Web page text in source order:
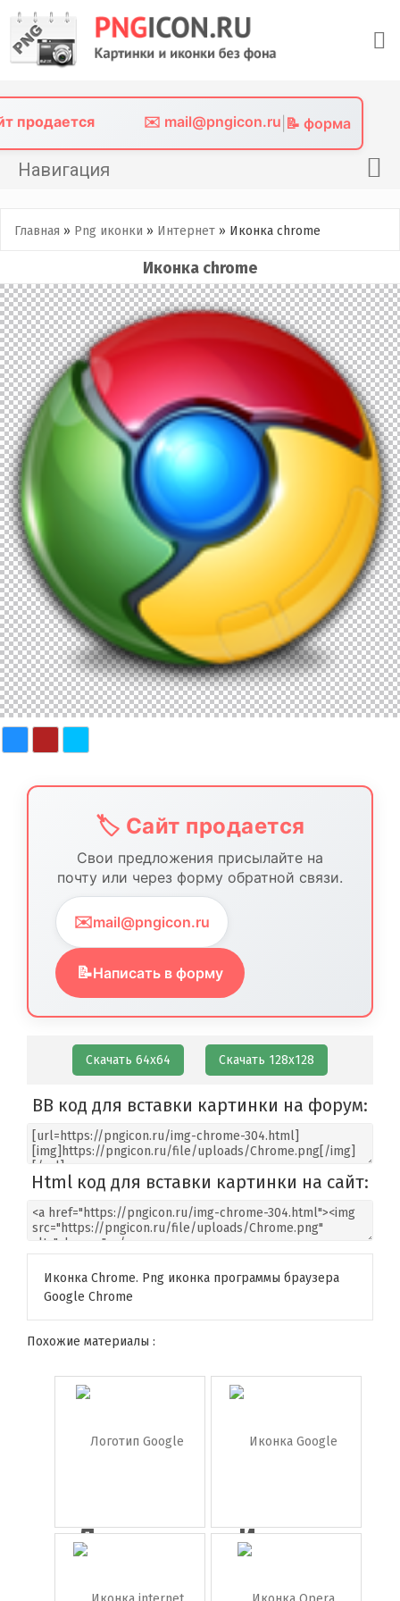
content
продается ✉️ mail@pngicon.ru 📝 форма
Навигация
Png иконки
Фото без фона
Контакты
Главная » Png иконки » Интернет » Иконка сhrome
Иконка сhrome
🏷️ Сайт продается
Свои предложения присылайте на
почту или через форму обратной связи.
✉️mail@pngicon.ru
📝Написать в форму
Скачать 64х64 Скачать 128х128
BB код для вставки картинки на форум:
Html код для вставки картинки на сайт:
Иконка Chrome. Png иконка программы браузера
Google Chrome
Похожие материалы :
Логотип
Google
Иконка
Google
Pla...